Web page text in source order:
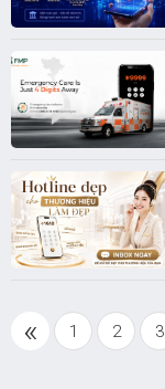
« 1 2 3